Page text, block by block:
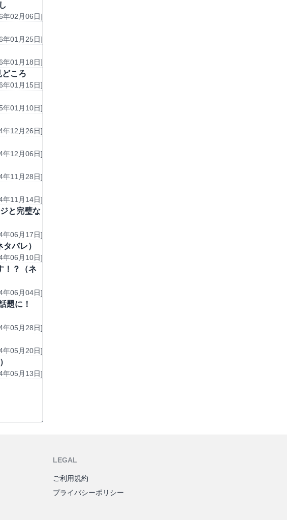
年02月06日]
年01月25日]
年01月18日]
ころ
年01月15日]
年01月10日]
年12月26日]
年12月06日]
年11月28日]
年11月14日]
と完璧な
年06月17日]
バレ）
年06月10日]
！？（ネ
年06月04日]
題に！
年05月28日]
年05月20日]
年05月13日]
LEGAL
ご利用規約
プライバシーポリシー